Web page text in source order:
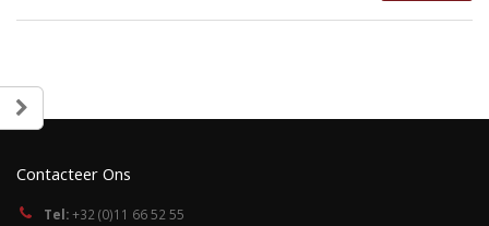
Contacteer Ons
Tel:+32 (0)11 66 52 55